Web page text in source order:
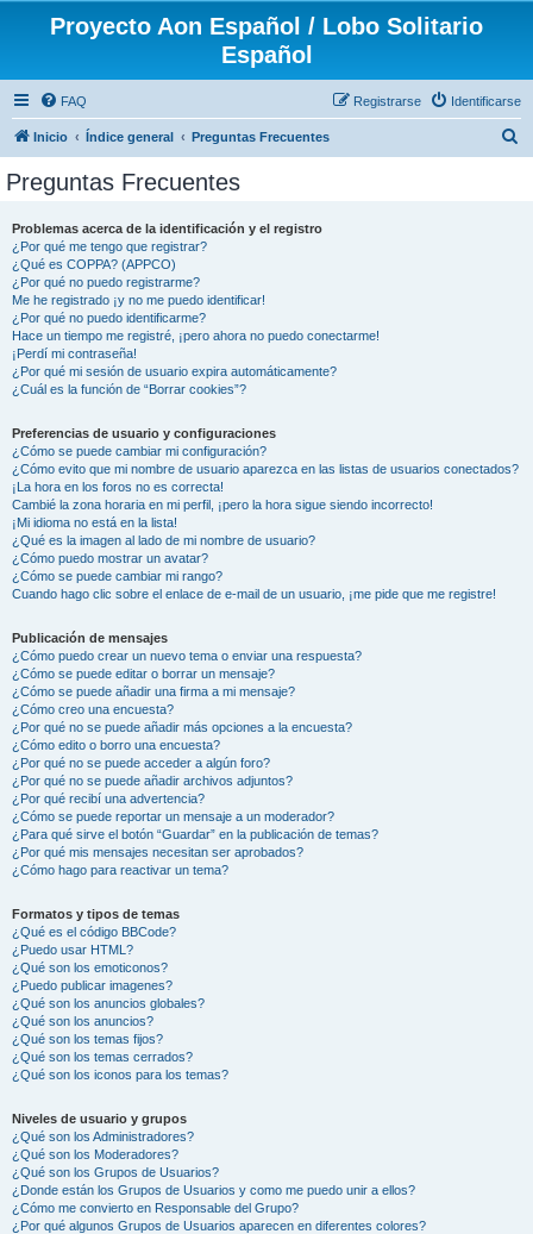
Proyecto Aon Español / Lobo Solitario
Español
FAQ Identificarse
Registrarse
Inicio Índice general Preguntas Frecuentes
Preguntas Frecuentes
Problemas acerca de la identificación y el registro
¿Por qué me tengo que registrar?
¿Qué es COPPA? (APPCO)
¿Por qué no puedo registrarme?
Me he registrado ¡y no me puedo identificar!
¿Por qué no puedo identificarme?
Hace un tiempo me registré, ¡pero ahora no puedo conectarme!
¡Perdí mi contraseña!
¿Por qué mi sesión de usuario expira automáticamente?
¿Cuál es la función de “Borrar cookies”?
Preferencias de usuario y configuraciones
¿Cómo se puede cambiar mi configuración?
¿Cómo evito que mi nombre de usuario aparezca en las listas de usuarios conectados?
¡La hora en los foros no es correcta!
Cambié la zona horaria en mi perfil, ¡pero la hora sigue siendo incorrecto!
¡Mi idioma no está en la lista!
¿Qué es la imagen al lado de mi nombre de usuario?
¿Cómo puedo mostrar un avatar?
¿Cómo se puede cambiar mi rango?
Cuando hago clic sobre el enlace de e-mail de un usuario, ¡me pide que me registre!
Publicación de mensajes
¿Cómo puedo crear un nuevo tema o enviar una respuesta?
¿Cómo se puede editar o borrar un mensaje?
¿Cómo se puede añadir una firma a mi mensaje?
¿Cómo creo una encuesta?
¿Por qué no se puede añadir más opciones a la encuesta?
¿Cómo edito o borro una encuesta?
¿Por qué no se puede acceder a algún foro?
¿Por qué no se puede añadir archivos adjuntos?
¿Por qué recibí una advertencia?
¿Cómo se puede reportar un mensaje a un moderador?
¿Para qué sirve el botón “Guardar” en la publicación de temas?
¿Por qué mis mensajes necesitan ser aprobados?
¿Cómo hago para reactivar un tema?
Formatos y tipos de temas
¿Qué es el código BBCode?
¿Puedo usar HTML?
¿Qué son los emoticonos?
¿Puedo publicar imagenes?
¿Qué son los anuncios globales?
¿Qué son los anuncios?
¿Qué son los temas fijos?
¿Qué son los temas cerrados?
¿Qué son los iconos para los temas?
Niveles de usuario y grupos
¿Qué son los Administradores?
¿Qué son los Moderadores?
¿Qué son los Grupos de Usuarios?
¿Donde están los Grupos de Usuarios y como me puedo unir a ellos?
¿Cómo me convierto en Responsable del Grupo?
¿Por qué algunos Grupos de Usuarios aparecen en diferentes colores?